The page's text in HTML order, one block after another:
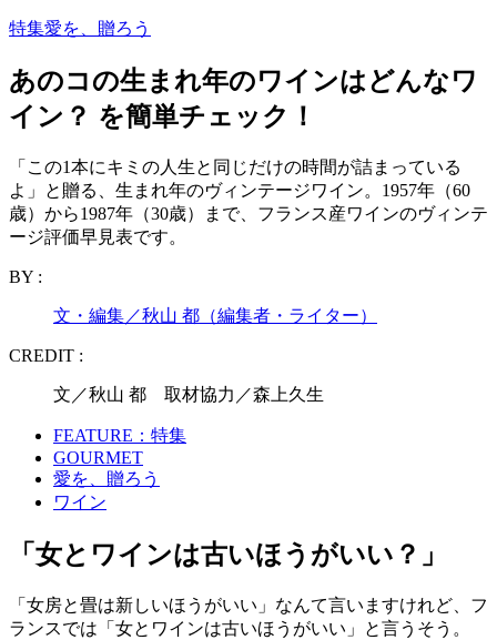
特集愛を、贈ろう
あのコの生まれ年のワインはどんなワ
イン？ を簡単チェック！
「この1本にキミの人生と同じだけの時間が詰まっている
よ」と贈る、生まれ年のヴィンテージワイン。1957年（60
歳）から1987年（30歳）まで、フランス産ワインのヴィンテ
ージ評価早見表です。
BY :
文・編集／秋山 都（編集者・ライター）
CREDIT :
文／秋山 都 取材協力／森上久生
FEATURE：特集
GOURMET
愛を、贈ろう
ワイン
「女とワインは古いほうがいい？」
「女房と畳は新しいほうがいい」なんて言いますけれど、フ
ランスでは「女とワインは古いほうがいい」と言うそう。